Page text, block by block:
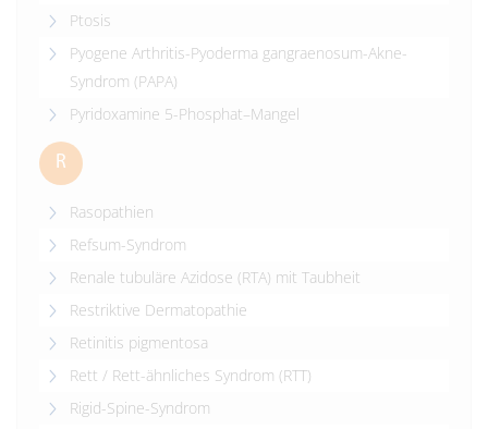
Ptosis
Pyogene Arthritis-Pyoderma gangraenosum-Akne-
Syndrom (PAPA)
Pyridoxamine 5-Phosphat–Mangel
R
Rasopathien
Refsum-Syndrom
Renale tubuläre Azidose (RTA) mit Taubheit
Restriktive Dermatopathie
Retinitis pigmentosa
Rett / Rett-ähnliches Syndrom (RTT)
Rigid-Spine-Syndrom